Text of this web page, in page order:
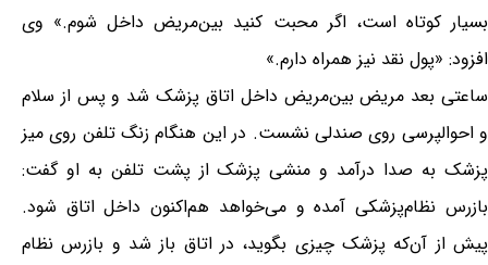
بسیار کوتاه است، اگر محبت کنید بین‌مریض داخل شوم.» وی
افزود: «پول نقد نیز همراه دارم.»
ساعتی بعد مریض بین‌مریض داخل اتاق پزشک شد و پس از سلام
و احوالپرسی روی صندلی نشست. در این هنگام زنگ تلفن روی میز
پزشک به صدا درآمد و منشی پزشک از پشت تلفن به او گفت:
بازرس نظام‌پزشکی آمده و می‌خواهد هم‌اکنون داخل اتاق شود.
پیش از آن‌که پزشک چیزی بگوید، در اتاق باز شد و بازرس نظام